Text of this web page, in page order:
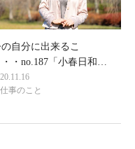
自分に出来るこ
・・no.187「小春日和…
事のこと